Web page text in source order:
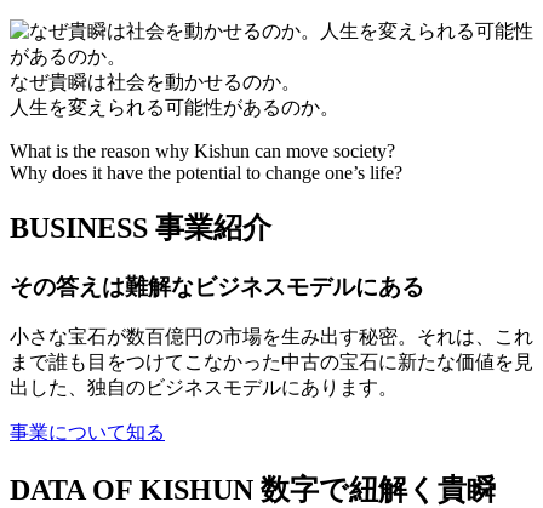
なぜ貴瞬は社会を動かせるのか。
人生を変えられる可能性があるのか。
What is the reason why Kishun can move society?
Why does it have the potential to change one’s life?
BUSINESS 事業紹介
その答えは難解なビジネスモデルにある
小さな宝石が数百億円の市場を生み出す秘密。それは、これ
まで誰も目をつけてこなかった中古の宝石に新たな価値を見
出した、独自のビジネスモデルにあります。
事業について知る
DATA OF KISHUN 数字で紐解く貴瞬